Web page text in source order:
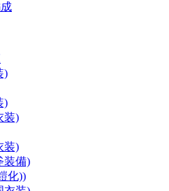
)
)
装)
装)
装備)
化))